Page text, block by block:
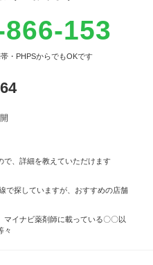
153
・PHPSからでもOKです
で、詳細を教えていただけます
で探していますが、おすすめの店舗
マイナビ薬剤師に載っている〇〇以
々